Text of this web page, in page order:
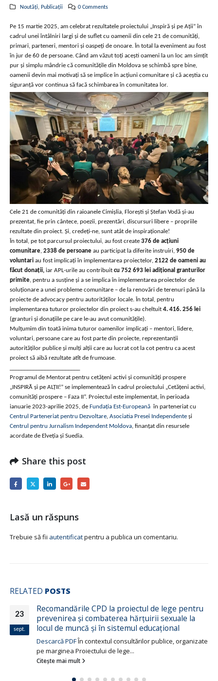
Noutăți, Publicații 0 Comments
Pe 15 martie 2025, am celebrat rezultatele proiectului „Inspiră și pe Ații” în
cadrul unei întâlniri largi și de suflet cu oamenii din cele 21 de comunități,
primari, parteneri, mentori și oaspeți de onoare. În total la eveniment au fost
în jur de 60 de persoane. Când am văzut toți acești oameni la un loc am simțit
pur și simplu mândrie că comunitățile din Moldova se schimbă spre bine,
oamenii devin mai motivați să se implice în acțiuni comunitare și că aceștia cu
siguranță vor continua să facă schimbarea în comunitatea lor.
Cele 21 de comunități din raioanele Cimișlia, Florești și Ștefan Vodă și-au
prezentat, fie prin cântece, poezii, prezentări, discursuri libere – propriile
rezultate din proiect. Și, credeți-ne, sunt atât de inspiraționale!
În total, pe tot parcursul proiectului, au fost create 376 de acțiuni
comunitare, 2338 de persoane au participat la diferite instruiri, 950 de
voluntari au fost implicați în implementarea proiectelor, 2122 de oameni au
făcut donații, iar APL-urile au contribuit cu 752 693 lei adițional granturilor
primite, pentru a susține și a se implica în implementarea proiectelor de
soluționare a unei probleme comunitare – de la renovări de terenuri până la
proiecte de advocacy pentru autorităților locale. În total, pentru
implementarea tuturor proiectelor din proiect s-au cheltuit 4. 416. 256 lei
(granturi și donațiile pe care le-au avut comunitățile).
Mulțumim din toată inima tuturor oamenilor implicați – mentori, lidere,
voluntari, persoane care au fost parte din proiecte, reprezentanții
autorităților publice și mulți alții care au lucrat cot la cot pentru ca acest
proiect să aibă rezultate atît de frumoase.
Programul de Mentorat pentru cetățeni activi și comunități prospere
„INSPIRĂ și pe ALȚII!” se implementează în cadrul proiectului „Cetățeni activi,
comunități prospere – Faza II”. Proiectul este implementat, în perioada
ianuarie 2023-aprilie 2025, de Fundația Est-Europeanăîn parteneriat cu
Centrul Parteneriat pentru Dezvoltare, Asociatia Presei Independente și
Centrul pentru Jurnalism Independent Moldova, finanțat din resursele
acordate de Elveția și Suedia.
Share this post
Lasă un răspuns
Trebuie să fii autentificatpentru a publica un comentariu.
RELATED POSTS
de lege pentru
hărțuirii sexuale la
educațional
publice, organizate
10
iul.
Cum se explică
sănătate?
Inegalitățile de gen din
semnificative. Diferența de
Citește mai mult